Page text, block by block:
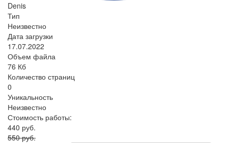
Denis
Тип
Неизвестно
Дата загрузки
17.07.2022
Объем файла
76 Кб
Количество страниц
0
Уникальность
Неизвестно
Стоимость работы:
440 руб.
550 руб.